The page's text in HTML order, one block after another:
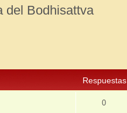
del Bodhisattva
Respuestas
0